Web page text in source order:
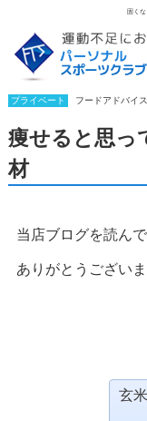
固く
プライベート フードアドバイス
痩せると思っ
材
当店ブログを読ん
ありがとうございま
玄